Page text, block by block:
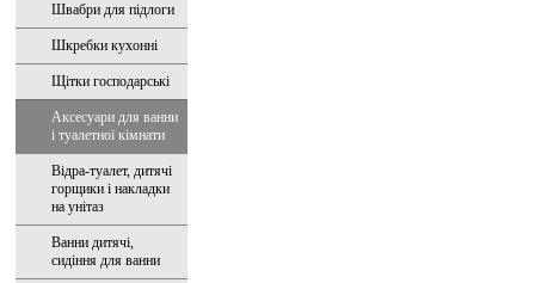
Швабри для підлоги
Шкребки кухонні
Щітки господарські
Аксесуари для ванни
і туалетної кімнати
Відра-туалет, дитячі
горщики і накладки
на унітаз
Ванни дитячі,
сидіння для ванни